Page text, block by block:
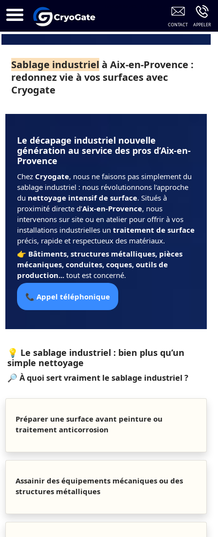
Sablage industriel à Aix-en-Provence :
redonnez vie à vos surfaces avec
Cryogate
Le décapage industriel nouvelle
génération au service des pros d’Aix-en-
Provence
Chez Cryogate, nous ne faisons pas simplement du
sablage industriel : nous révolutionnons l’approche
du nettoyage intensif de surface. Situés à
proximité directe d’Aix-en-Provence, nous
intervenons sur site ou en atelier pour offrir à vos
installations industrielles un traitement de surface
précis, rapide et respectueux des matériaux.
👉 Bâtiments, structures métalliques, pièces
mécaniques, conduites, coques, outils de
production... tout est concerné.
📞 Appel téléphonique
💡 Le sablage industriel : bien plus qu’un
simple nettoyage
🔎 À quoi sert vraiment le sablage industriel ?
Préparer une surface avant peinture ou
traitement anticorrosion
Assainir des équipements mécaniques ou des
structures métalliques